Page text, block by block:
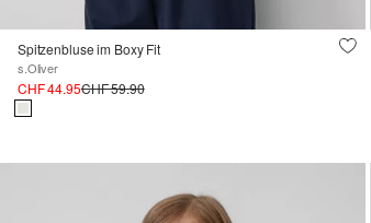
Spitzenbluse im Boxy Fit
s.Oliver
CHF 44.95CHF 59.90